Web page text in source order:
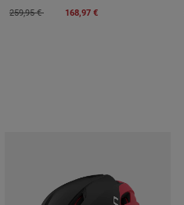
Price reduced from
259,95 €to 168,97 €